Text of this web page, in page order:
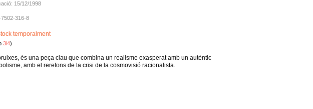
15/12/1998
316-8
temporalment
3i4)
és una peça clau que combina un realisme exasperat amb un autèntic
amb el rerefons de la crisi de la cosmovisió racionalista.